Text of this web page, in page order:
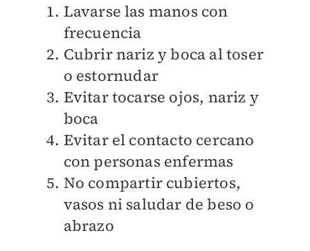
Lavarse las manos con
frecuencia
Cubrir nariz y boca al toser
o estornudar
Evitar tocarse ojos, nariz y
boca
Evitar el contacto cercano
con personas enfermas
No compartir cubiertos,
vasos ni saludar de beso o
abrazo